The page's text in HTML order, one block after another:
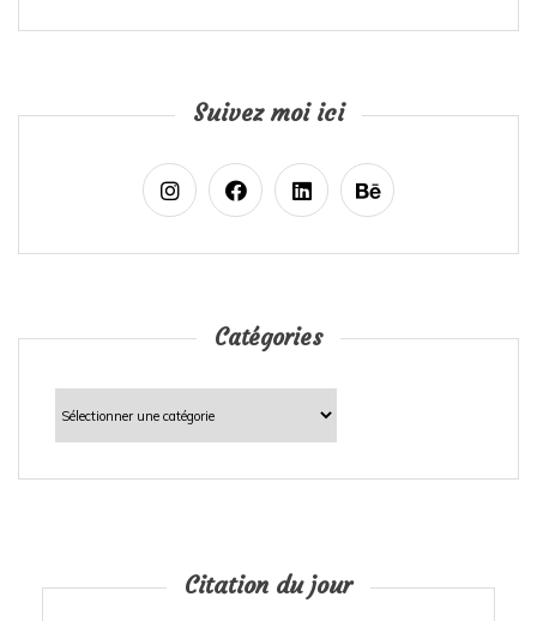
Suivez moi ici
Catégories
Catégories
Citation du jour